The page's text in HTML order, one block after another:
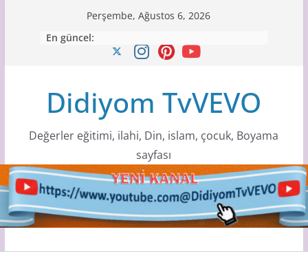
Perşembe, Ağustos 6, 2026
En güncel:
Didiyom TvVEVO
Değerler eğitimi, ilahi, Din, islam, çocuk, Boyama
sayfası